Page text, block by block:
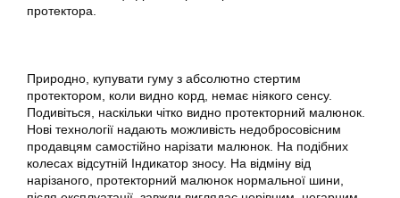
протектора.
Природно, купувати гуму з абсолютно стертим
протектором, коли видно корд, немає ніякого сенсу.
Подивіться, наскільки чітко видно протекторний малюнок.
Нові технології надають можливість недобросовісним
продавцям самостійно нарізати малюнок. На подібних
колесах відсутній Індикатор зносу. На відміну від
нарізаного, протекторний малюнок нормальної шини,